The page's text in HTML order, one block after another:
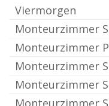
Viermorgen
Monteurzimmer
Monteurzimmer
Monteurzimmer
Monteurzimmer
Monteurzimmer